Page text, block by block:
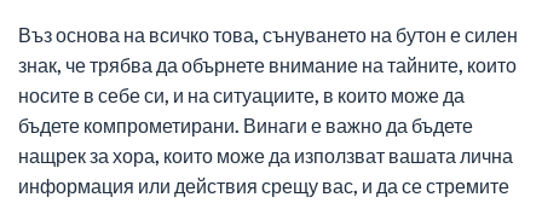
Въз основа на всичко това, сънуването на бутон е силен
знак, че трябва да обърнете внимание на тайните, които
носите в себе си, и на ситуациите, в които може да
бъдете компрометирани. Винаги е важно да бъдете
нащрек за хора, които може да използват вашата лична
информация или действия срещу вас, и да се стремите